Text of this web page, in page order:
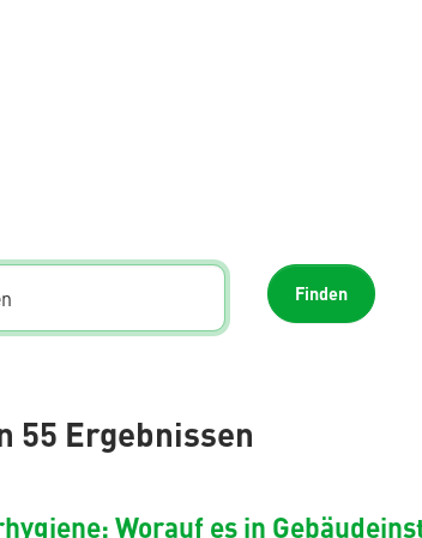
Finden
55 Ergebnissen
Worauf es in